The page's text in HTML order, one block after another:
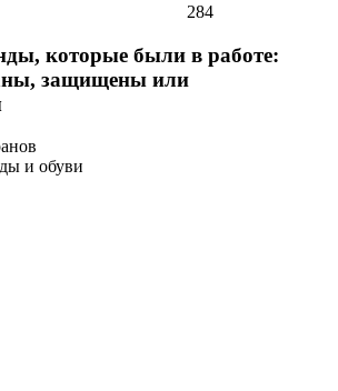
284
которые были в работе:
защищены или